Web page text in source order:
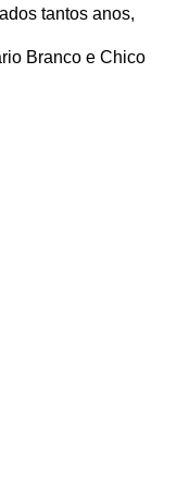
tantos anos,
Branco e Chico